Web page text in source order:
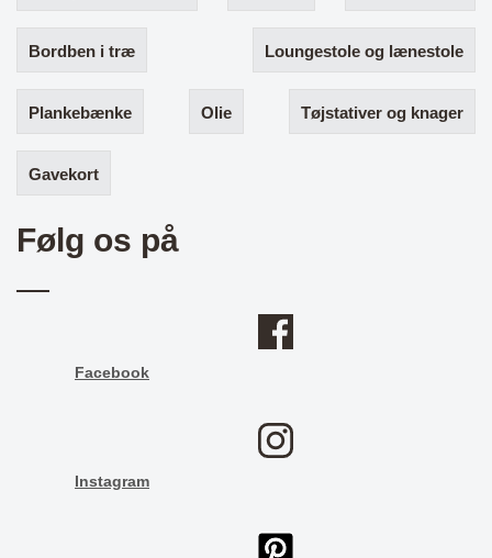
Bordben i træ Loungestole og lænestole
Plankebænke Olie Tøjstativer og knager
Gavekort
Følg os på
Facebook
Instagram